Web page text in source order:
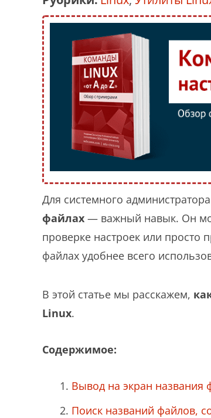
Для системного
файлах — важный навык. Он
проверке настроек или просто
файлах удобнее всего
В этой статье мы расскажем,
Linux.
Содержимое:
Вывод на экран
Поиск названий файлов,